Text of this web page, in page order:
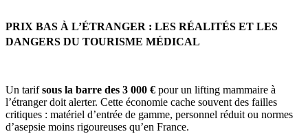
PRIX BAS À L’ÉTRANGER : LES RÉALITÉS ET LES
DANGERS DU TOURISME MÉDICAL
Un tarifsous la barre des 3 000 € pour un lifting mammaire à
l’étranger doit alerter. Cette économie cache souvent des failles
critiques : matériel d’entrée de gamme, personnel réduit ou normes
d’asepsie moins rigoureuses qu’en France.